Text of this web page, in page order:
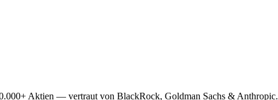
Aktien — vertraut von BlackRock, Goldman Sachs & Anthropic.